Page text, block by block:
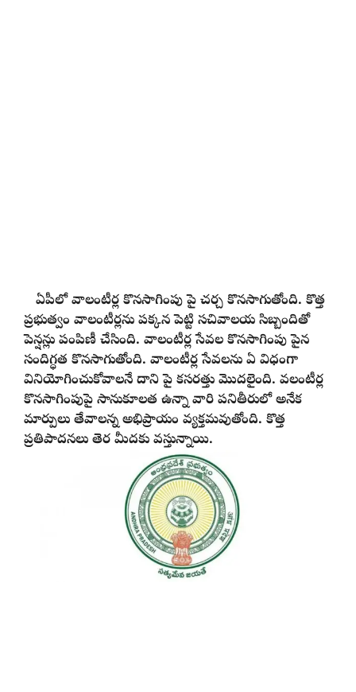
ఏపీలో వాలంటీర్ల కొనసాగింపు పై చర్చ కొనసాగుతోంది. కొత్త
ప్రభుత్వం వాలంటీర్లను పక్కన పెట్టి సచివాలయ సిబ్బందితో
పెన్షన్లు పంపిణీ చేసింది. వాలంటీర్ల సేవల కొనసాగింపు పైన
సందిగ్ధత కొనసాగుతోంది. వాలంటీర్ల సేవలను ఏ విధంగా
వినియోగించుకోవాలనే దాని పై కసరత్తు మొదలైంది. వలంటీర్ల
కొనసాగింపుపై సానుకూలత ఉన్నా వారి పనితీరులో అనేక
మార్పులు తేవాలన్న అభిప్రాయం వ్యక్తమవుతోంది. కొత్త
ప్రతిపాదనలు తెర మీదకు వస్తున్నాయి.